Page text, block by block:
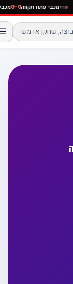
חימכבי פתח תקווה0–0
☰